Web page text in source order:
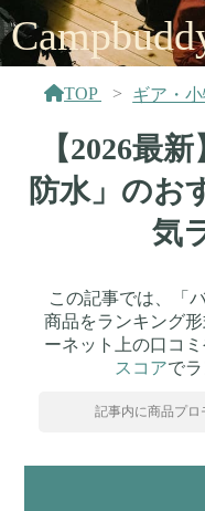
TOP ギア・
【2026最
防水」のお
気
この記事では、「
商品をランキング
ーネット上の口コ
スコアで
記事内に商品プロ